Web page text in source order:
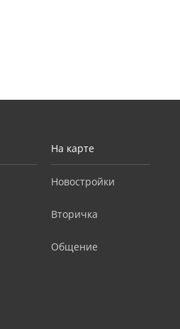
На карте
Новостройки
Вторичка
Общение